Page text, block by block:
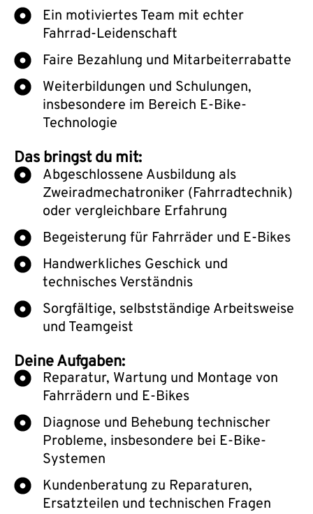
Ein motiviertes Team mit echter
Fahrrad-Leidenschaft
Faire Bezahlung und Mitarbeiterrabatte
Weiterbildungen und Schulungen,
insbesondere im Bereich E-Bike-
Technologie
Das bringst du mit:
Abgeschlossene Ausbildung als
Zweiradmechatroniker (Fahrradtechnik)
oder vergleichbare Erfahrung
Begeisterung für Fahrräder und E-Bikes
Handwerkliches Geschick und
technisches Verständnis
Sorgfältige, selbstständige Arbeitsweise
und Teamgeist
Deine Aufgaben:
Reparatur, Wartung und Montage von
Fahrrädern und E-Bikes
Diagnose und Behebung technischer
Probleme, insbesondere bei E-Bike-
Systemen
Kundenberatung zu Reparaturen,
Ersatzteilen und technischen Fragen